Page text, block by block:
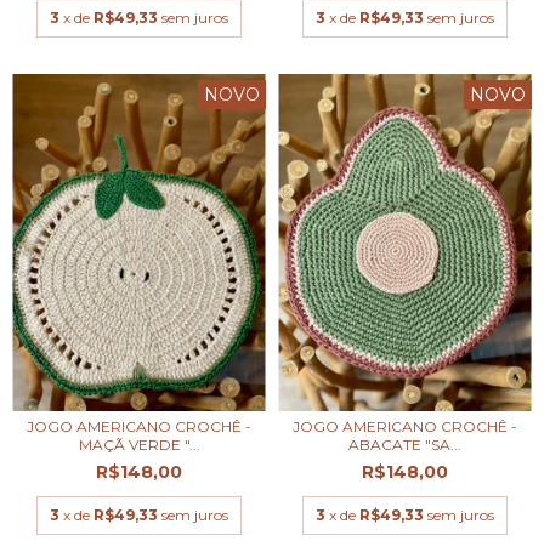
3 x de R$49,33 sem juros 3 x de R$49,33 sem juros
NOVO
JOGO AMERICANO CROCHÊ -
MAÇÃ VERDE "...
R$148,00
3 x de R$49,33 sem juros
NOVO
JOGO AMERICANO CROCHÊ -
ABACATE "SA...
R$148,00
3 x de R$49,33 sem juros